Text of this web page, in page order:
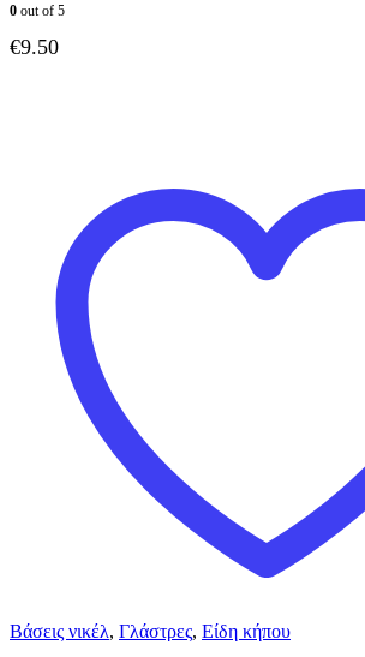
0 out of 5
€9.50
Βάσεις νικέλ, Γλάστρες, Είδη κήπου